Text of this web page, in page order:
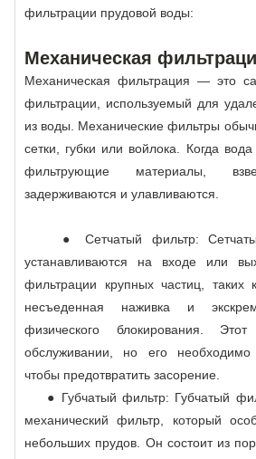
фильтрации прудовой воды:
Механическая
Механическая фильтрация — это
фильтрации, используемый для
из воды. Механические фильтры
сетки, губки или войлока. Когда
фильтрующие материалы,
задерживаются и улавливаются.
● Сетчатый фильтр:
устанавливаются на входе или
фильтрации крупных частиц, таких
несъеденная наживка и
физического блокирования.
обслуживании, но его необходимо
чтобы предотвратить засорение.
● Губчатый фильтр: Губчатый
механический фильтр, который
небольших прудов. Он состоит из